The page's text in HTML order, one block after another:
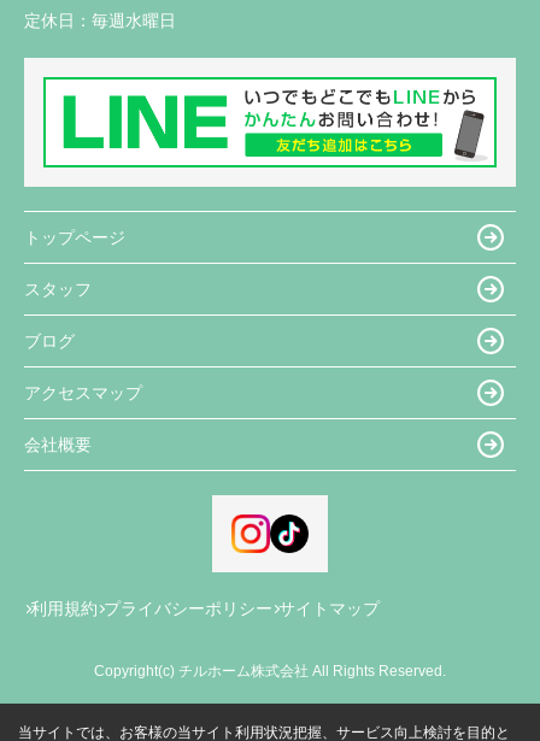
定休日： 毎週水曜日
トップページ
スタッフ
ブログ
アクセスマップ
会社概要
利用規約 プライバシーポリシー サイトマップ
Copyright(c) チルホーム株式会社 All Rights Reserved.
当サイトでは、お客様の当サイト利用状況把握、サービス向上検討を目的と